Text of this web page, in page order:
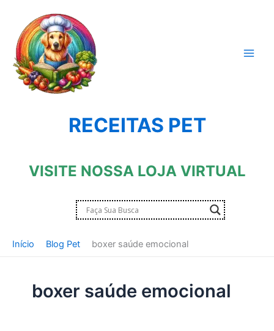
conteúdo
RECEITAS PET
VISITE NOSSA LOJA VIRTUAL
Início Blog Pet boxer saúde emocional
boxer saúde emocional